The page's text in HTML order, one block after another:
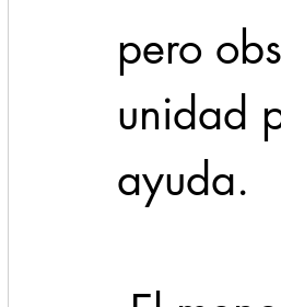
pero
unidad
ayuda.